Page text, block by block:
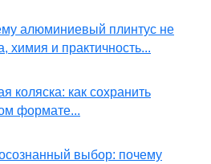
алюминиевый плинтус не
химия и практичность...
коляска: как сохранить
формате...
выбор: почему